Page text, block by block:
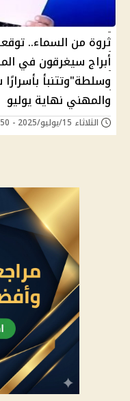
أبراج سيغرقون في
وسلطة"وتتنبأ
والمهني نهاية يوليو
الثلاثاء 15/يوليو/2025 - 02:50 م